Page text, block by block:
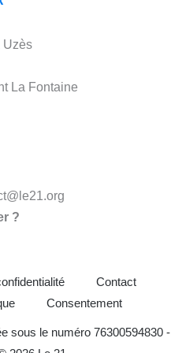
Uzès
La Fontaine
?
Contact
Consentement
sous le numéro 76300594830 -